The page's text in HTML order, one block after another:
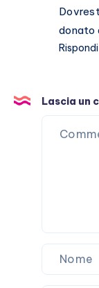
donato
Rispondi
Lascia un